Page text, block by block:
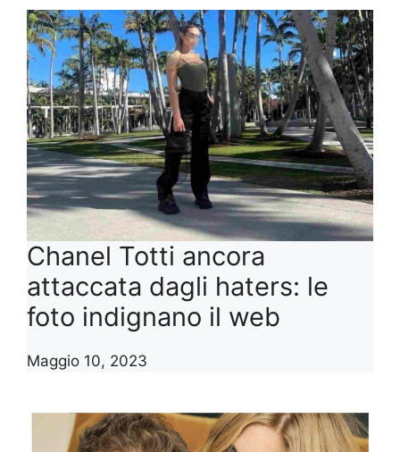
Chanel Totti ancora
attaccata dagli haters: le
foto indignano il web
Maggio 10, 2023